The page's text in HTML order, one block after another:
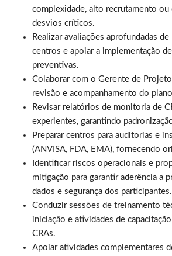
complexidade, alto recrutamento
desvios críticos.
Realizar avaliações aprofundadas
centros e apoiar a implementação
preventivas.
Colaborar com o Gerente de
revisão e acompanhamento do
Revisar relatórios de monitoria de
experientes, garantindo
Preparar centros para auditorias e
(ANVISA, FDA, EMA), fornecendo
Identificar riscos operacionais e
mitigação para garantir aderência a
dados e segurança dos participantes.
Conduzir sessões de treinamento
iniciação e atividades de
CRAs.
Apoiar atividades complementares